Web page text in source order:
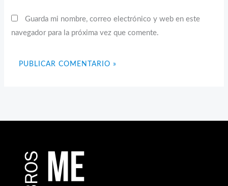
Guarda mi nombre, correo electrónico y web en este
navegador para la próxima vez que comente.